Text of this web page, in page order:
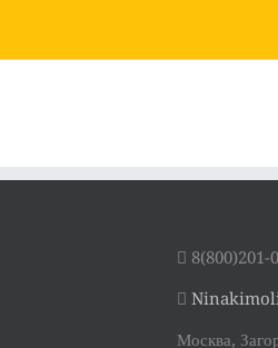
8(800)201-
Москва,